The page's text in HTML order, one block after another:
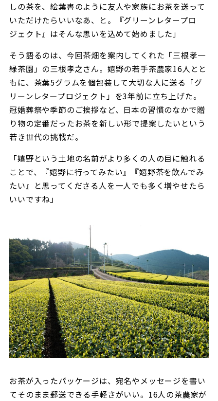
しの茶を、絵葉書のように友人や家族にお茶を送って
いただけたらいいなあ、と。『グリーンレタープロ
ジェクト』はそんな思いを込めて始めました」
そう語るのは、今回茶畑を案内してくれた「三根孝一
緑茶園」の三根孝之さん。嬉野の若手茶農家16人とと
もに、茶葉5グラムを個包装して大切な人に送る「グ
リーンレタープロジェクト」を3年前に立ち上げた。
冠婚葬祭や季節のご挨拶など、日本の習慣のなかで贈
り物の定番だったお茶を新しい形で提案したいという
若き世代の挑戦だ。
「嬉野という土地の名前がより多くの人の目に触れる
ことで、『嬉野に行ってみたい』『嬉野茶を飲んでみ
たい』と思ってくださる人を一人でも多く増やせたら
いいですね」
お茶が入ったパッケージは、宛名やメッセージを書い
てそのまま郵送できる手軽さがいい。16人の茶農家が